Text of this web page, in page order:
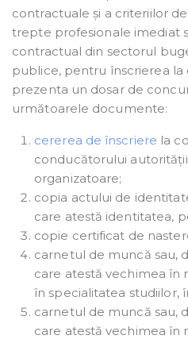
contractuale și a criteriilor
trepte profesionale imediat
contractual din sectorul
publice, pentru înscrierea la
prezenta un dosar de
următoarele documente:
cererea de înscriere la
conducătorului
organizatoare;
copia actului de
care atestă identitatea,
copie certificat de
carnetul de muncă sau,
care atestă vechimea în
în specialitatea studiilor,
carnetul de muncă sau,
care atestă vechimea în